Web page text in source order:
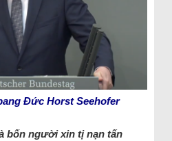
Đức Horst Seehofer
bốn người xin tị nạn tấn